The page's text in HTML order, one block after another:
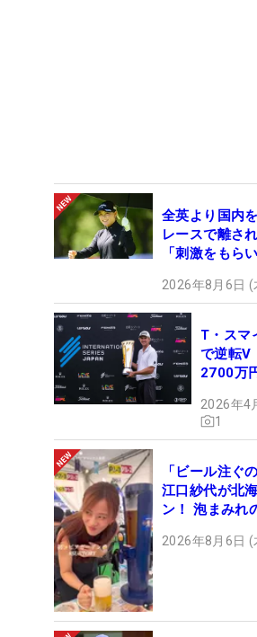
全英より国内
レースで離さ
「刺激をもら
2026年8月6日
T・スマ
で逆転
2700万
2026年4
1
「ビール注ぐ
江口紗代が北
ン！ 泡まみれ
2026年8月6日